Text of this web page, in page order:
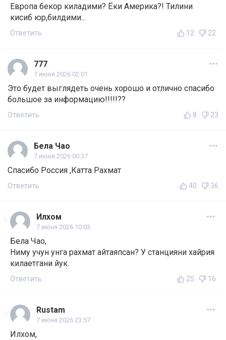
Европа бекор киладими? Ёки Америка?! Тилини
кисиб юр,билдими...
Ответить 12 22
777
7 июня 2026 02:01
Это будет выглядеть очень хорошо и отлично спасибо
большое за информацию!!!!!??
Ответить 8 23
Бела Чао
7 июня 2026 00:37
Спасибо Россия ,Катта Рахмат
Ответить 40 36
Илхом
7 июня 2026 10:03
Бела Чао,
Ниму учун унга рахмат айтаяпсан? У станцияни хайрия
килаетгани йук.
Ответить 25 16
Rustam
7 июня 2026 23:57
Илхом,